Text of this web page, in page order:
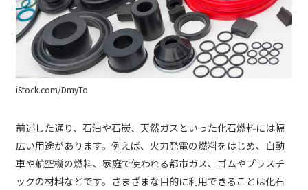
iStock.com/DmyTo
前述した通り、石油や石炭、天然ガスといった化石燃料には幅
広い用途があります。例えば、火力発電の燃料をはじめ、自動
車や航空機の燃料、家庭で使われる都市ガス、ゴムやプラスチ
ックの材料などです。さまざまな目的に利用できることは化石